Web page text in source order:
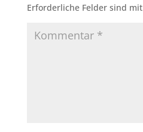
Erforderliche Felder sind mit